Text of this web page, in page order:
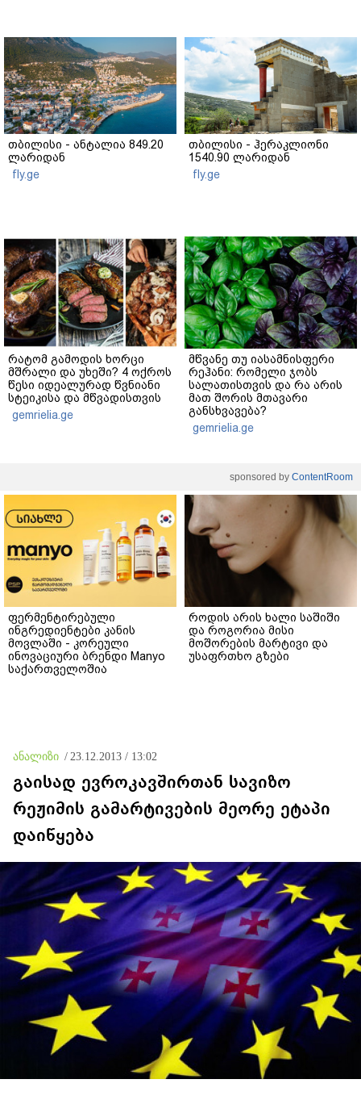
თბილისი - ანტალია 849.20
ლარიდან
fly.ge
თბილისი - ჰერაკლიონი
1540.90 ლარიდან
fly.ge
რატომ გამოდის ხორცი
მშრალი და უხეში? 4 ოქროს
წესი იდეალურად წვნიანი
სტეიკისა და მწვადისთვის
gemrielia.ge
მწვანე თუ იასამნისფერი
რეჰანი: რომელი ჯობს
სალათისთვის და რა არის
მათ შორის მთავარი
განსხვავება?
gemrielia.ge
sponsored by ContentRoom
ფერმენტირებული
ინგრედიენტები კანის
მოვლაში - კორეული
ინოვაციური ბრენდი Manyo
საქართველოშია
როდის არის ხალი საშიში
და როგორია მისი
მოშორების მარტივი და
უსაფრთხო გზები
ანალიზი / 23.12.2013 / 13:02
გაისად ევროკავშირთან სავიზო
რეჟიმის გამარტივების მეორე ეტაპი
დაიწყება